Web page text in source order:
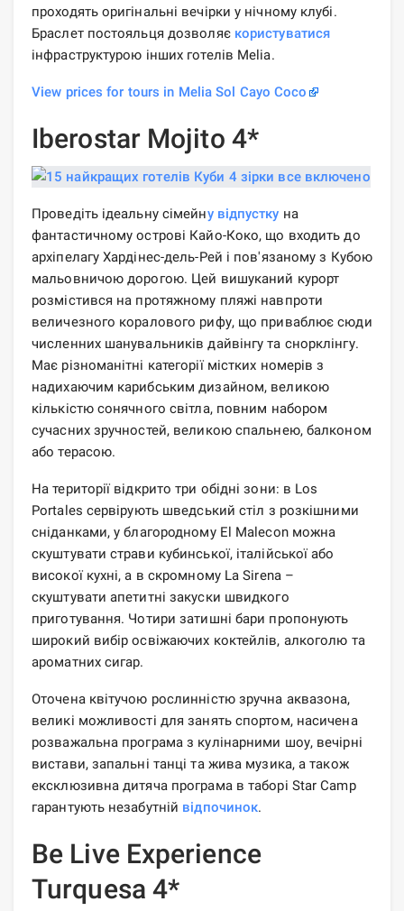
проходять оригінальні вечірки у нічному клубі.
Браслет постояльця дозволяє користуватися
інфраструктурою інших готелів Melia.
View prices for tours in Melia Sol Cayo Coco
Iberostar Mojito 4*
Проведіть ідеальну сімейну відпустку на
фантастичному острові Кайо-Коко, що входить до
архіпелагу Хардінес-дель-Рей і пов'язаному з Кубою
мальовничою дорогою. Цей вишуканий курорт
розмістився на протяжному пляжі навпроти
величезного коралового рифу, що приваблює сюди
численних шанувальників дайвінгу та снорклінгу.
Має різноманітні категорії містких номерів з
надихаючим карибським дизайном, великою
кількістю сонячного світла, повним набором
сучасних зручностей, великою спальнею, балконом
або терасою.
На території відкрито три обідні зони: в Los
Portales сервірують шведський стіл з розкішними
сніданками, у благородному El Malecon можна
скуштувати страви кубинської, італійської або
високої кухні, а в скромному La Sirena –
скуштувати апетитні закуски швидкого
приготування. Чотири затишні бари пропонують
широкий вибір освіжаючих коктейлів, алкоголю та
ароматних сигар.
Оточена квітучою рослинністю зручна аквазона,
великі можливості для занять спортом, насичена
розважальна програма з кулінарними шоу, вечірні
вистави, запальні танці та жива музика, а також
ексклюзивна дитяча програма в таборі Star Camp
гарантують незабутній відпочинок.
Be Live Experience
Turquesa 4*